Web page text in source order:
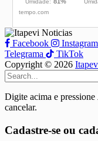
Facebook Instagram
Telegrama
TikTok
Copyright © 2026
Digite acima e pressione
cancelar.
Cadastre-se ou